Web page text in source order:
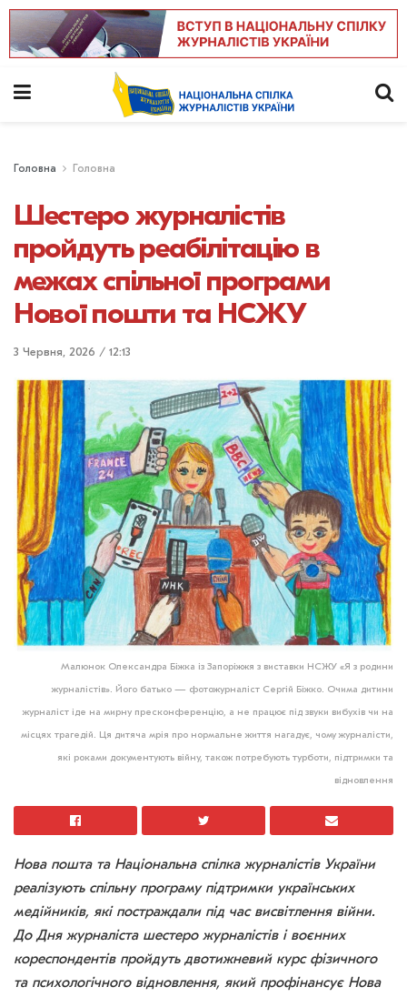
Головна Головна
Шестеро журналістів
пройдуть реабілітацію в
межах спільної програми
Нової пошти та НСЖУ
3 Червня, 2026 / 12:13
Малюнок Олександра Біжка із Запоріжжя з виставки НСЖУ «Я з родини
журналістів». Його батько — фотожурналіст Сергій Біжко. Очима дитини
журналіст іде на мирну пресконференцію, а не працює під звуки вибухів чи на
місцях трагедій. Ця дитяча мрія про нормальне життя нагадує, чому журналісти,
які роками документують війну, також потребують турботи, підтримки та
відновлення
Нова пошта та Національна спілка журналістів України
реалізують спільну програму підтримки українських
медійників, які постраждали під час висвітлення війни.
До Дня журналіста шестеро журналістів і воєнних
кореспондентів пройдуть двотижневий курс фізичного
та психологічного відновлення, який профінансує Нова